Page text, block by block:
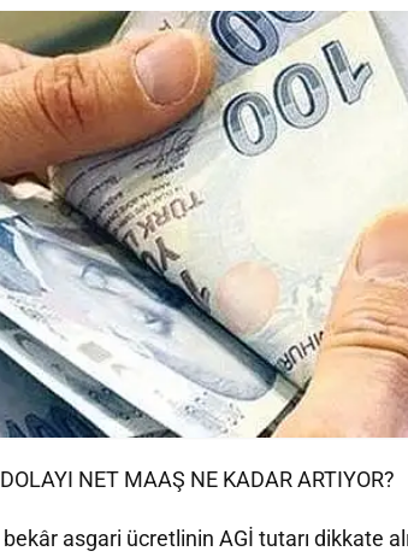
NET MAAŞ NE KADAR ARTIYOR?
asgari ücretlinin AGİ tutarı dikkate